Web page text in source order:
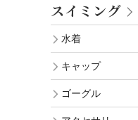
スイミング
水着
キャップ
ゴーグル